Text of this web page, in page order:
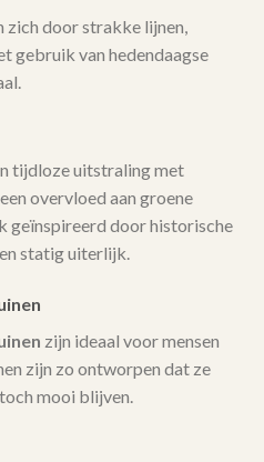
zich door strakke lijnen,
gebruik van hedendaagse
tijdloze uitstraling met
overvloed aan groene
geïnspireerd door historische
statig uiterlijk.
zijn ideaal voor mensen
zijn zo ontworpen dat ze
mooi blijven.